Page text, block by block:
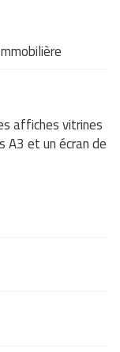
affiches vitrines
A3 et un écran de